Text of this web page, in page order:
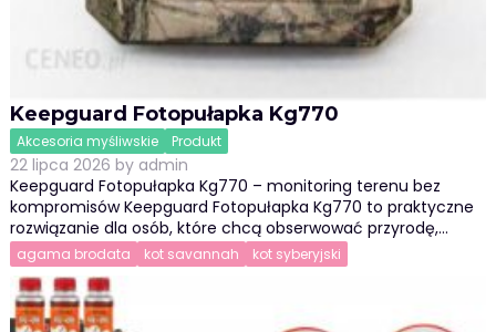
Keepguard Fotopułapka Kg770
Akcesoria myśliwskie Produkt
22 lipca 2026 by admin
Keepguard Fotopułapka Kg770 – monitoring terenu bez
kompromisów Keepguard Fotopułapka Kg770 to praktyczne
rozwiązanie dla osób, które chcą obserwować przyrodę,…
agama brodata kot savannah kot syberyjski